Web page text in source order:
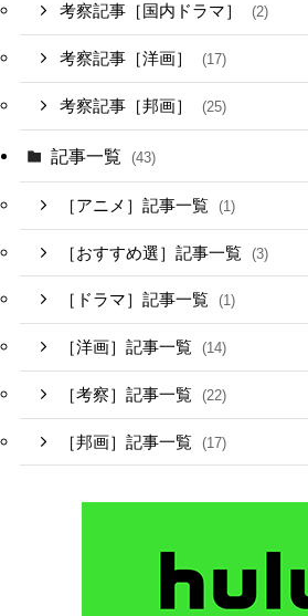
考察記事［国内ドラマ］ (2)
考察記事［洋画］ (17)
考察記事［邦画］ (25)
記事一覧 (43)
［アニメ］記事一覧 (1)
［おすすめ選］記事一覧 (3)
［ドラマ］記事一覧 (1)
［洋画］記事一覧 (14)
［考察］記事一覧 (22)
［邦画］記事一覧 (17)